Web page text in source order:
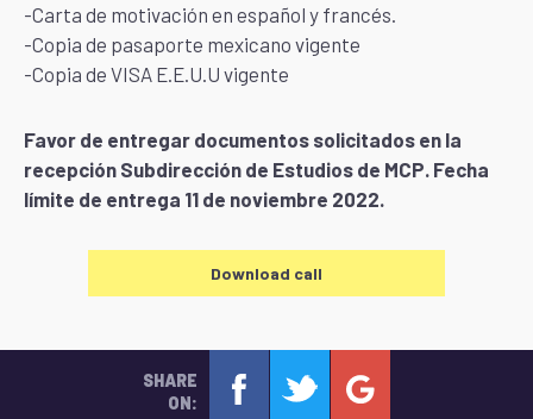
-Carta de motivación en español y francés.
-Copia de pasaporte mexicano vigente
-Copia de VISA E.E.U.U vigente
Favor de entregar documentos solicitados en la
recepción Subdirección de Estudios de MCP. Fecha
límite de entrega 11 de noviembre 2022.
Download call
SHARE
ON: